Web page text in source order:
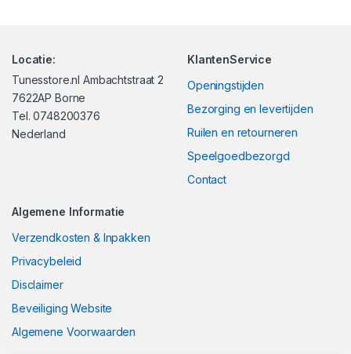
Locatie:
Tunesstore.nl Ambachtstraat 2
7622AP Borne
Tel. 0748200376
Nederland
KlantenService
Openingstijden
Bezorging en levertijden
Ruilen en retourneren
Speelgoedbezorgd
Contact
Algemene Informatie
Verzendkosten & Inpakken
Privacybeleid
Disclaimer
Beveiliging Website
Algemene Voorwaarden